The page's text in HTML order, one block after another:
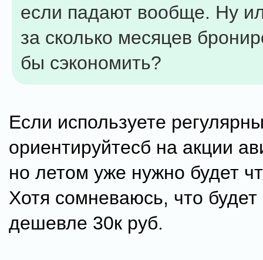
если падают вообще. Ну
за сколько месяцев
бы сэкономить?
Если используете
ориентируйтесб на акции
но летом уже нужно будет
Хотя сомневаюсь, что будет
дешевле 30к руб.